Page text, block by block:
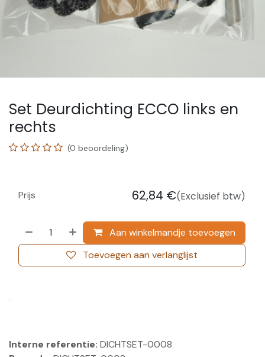
Set Deurdichting ECCO links en
rechts
(0 beoordeling)
Aan winkelmandje toevoegen
Toevoegen aan verlanglijst
Prijs 62,84 €(Exclusief btw)
.
Interne referentie: DICHTSET-0008